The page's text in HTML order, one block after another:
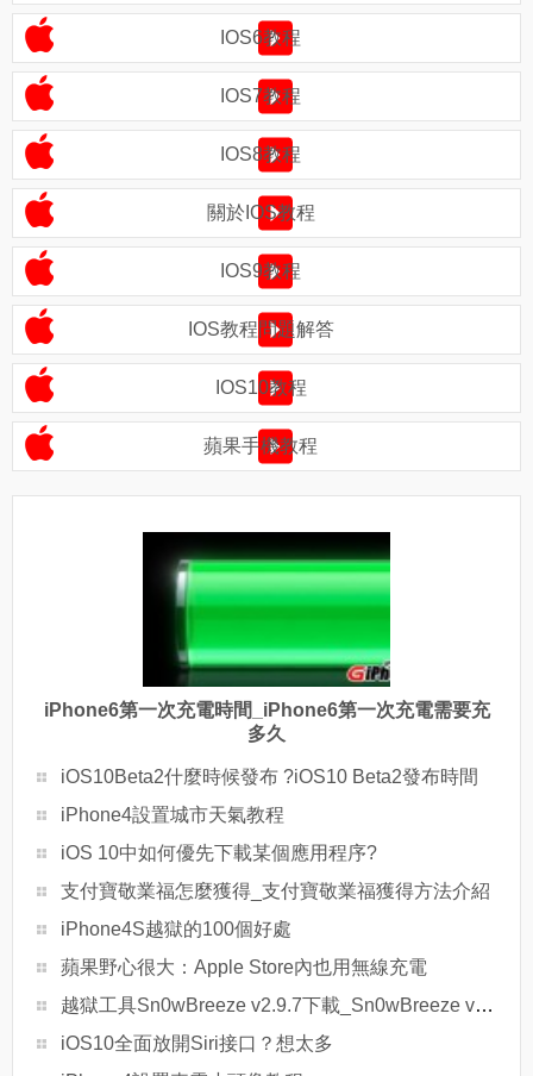
IOS6教程
IOS7教程
IOS8教程
關於IOS教程
IOS9教程
IOS教程問題解答
IOS10教程
蘋果手機教程
iPhone6第一次充電時間_iPhone6第一次充電需要充
多久
iOS10Beta2什麼時候發布 ?iOS10 Beta2發布時間
iPhone4設置城市天氣教程
iOS 10中如何優先下載某個應用程序?
支付寶敬業福怎麼獲得_支付寶敬業福獲得方法介紹
iPhone4S越獄的100個好處
蘋果野心很大：Apple Store內也用無線充電
越獄工具Sn0wBreeze v2.9.7下載_Sn0wBreeze v2.9.7下載地址
iOS10全面放開Siri接口？想太多